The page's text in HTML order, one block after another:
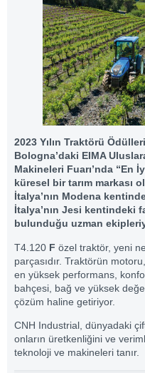
2023 Yılın Traktörü
Bologna’daki EIMA
Makineleri Fuarı’nda “En
küresel bir tarım markası
İtalya’nın Modena
İtalya’nın Jesi kentindeki
bulunduğu uzman
T4.120 F özel traktör, yeni
parçasıdır. Traktörün
en yüksek performans,
bahçesi, bağ ve yüksek
çözüm haline getiriyor.
CNH Industrial, dünyadaki
onların üretkenliğini ve
teknoloji ve makineleri tanır.